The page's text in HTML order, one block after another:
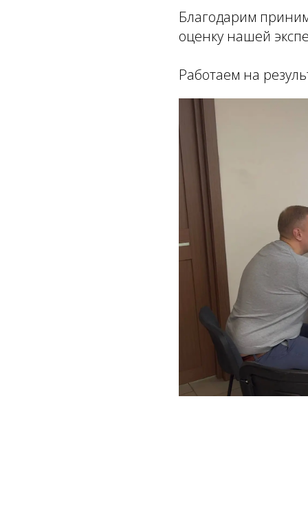
Благодарим
оценку нашей
Работаем на